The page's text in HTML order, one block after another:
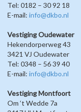
Tel: 0182 – 30 92 18
E-mail: info@dkbo.nl
Vestiging Oudewater
Hekendorperweg 43
3421 VJ Oudewater
Tel: 0348 – 56 39 40
E-mail: info@dkbo.nl
Vestiging Montfoort
Om ‘t Wedde 7a